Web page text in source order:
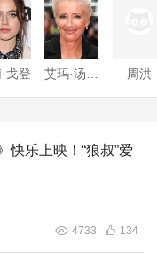
戈登 周洪
快乐上映！“狼叔”爱
4733 134